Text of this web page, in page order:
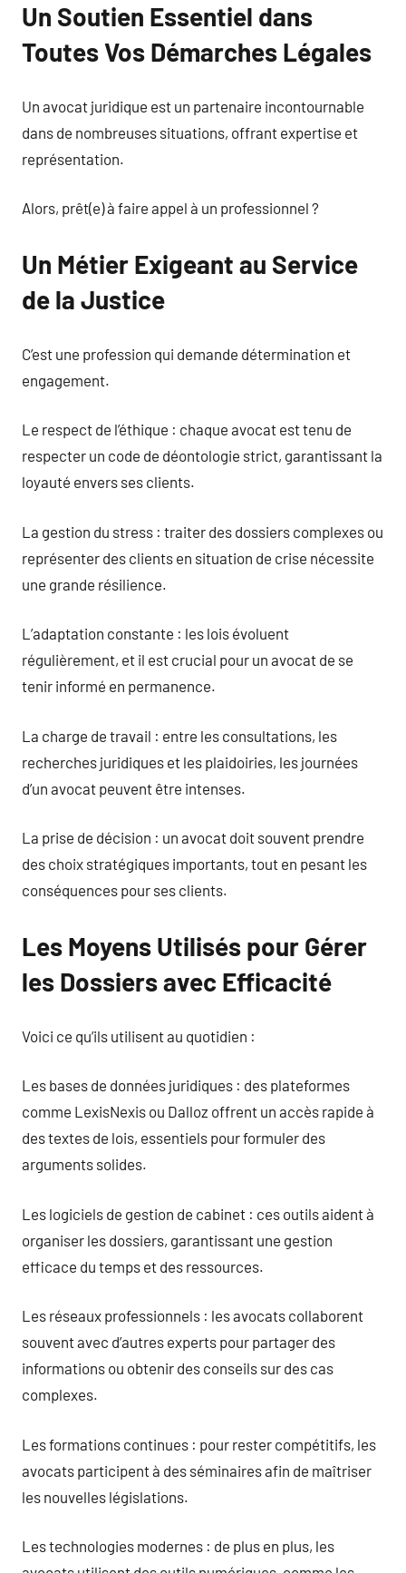
Un Soutien Essentiel dans
Toutes Vos Démarches Légales
Un avocat juridique est un partenaire incontournable
dans de nombreuses situations, offrant expertise et
représentation.
Alors, prêt(e) à faire appel à un professionnel ?
Un Métier Exigeant au Service
de la Justice
C’est une profession qui demande détermination et
engagement.
Le respect de l’éthique : chaque avocat est tenu de
respecter un code de déontologie strict, garantissant la
loyauté envers ses clients.
La gestion du stress : traiter des dossiers complexes ou
représenter des clients en situation de crise nécessite
une grande résilience.
L’adaptation constante : les lois évoluent
régulièrement, et il est crucial pour un avocat de se
tenir informé en permanence.
La charge de travail : entre les consultations, les
recherches juridiques et les plaidoiries, les journées
d’un avocat peuvent être intenses.
La prise de décision : un avocat doit souvent prendre
des choix stratégiques importants, tout en pesant les
conséquences pour ses clients.
Les Moyens Utilisés pour Gérer
les Dossiers avec Efficacité
Voici ce qu’ils utilisent au quotidien :
Les bases de données juridiques : des plateformes
comme LexisNexis ou Dalloz offrent un accès rapide à
des textes de lois, essentiels pour formuler des
arguments solides.
Les logiciels de gestion de cabinet : ces outils aident à
organiser les dossiers, garantissant une gestion
efficace du temps et des ressources.
Les réseaux professionnels : les avocats collaborent
souvent avec d’autres experts pour partager des
informations ou obtenir des conseils sur des cas
complexes.
Les formations continues : pour rester compétitifs, les
avocats participent à des séminaires afin de maîtriser
les nouvelles législations.
Les technologies modernes : de plus en plus, les